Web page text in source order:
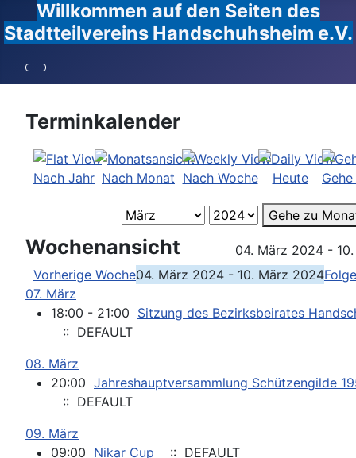
Willkommen auf den Seiten des
Stadtteilvereins Handschuhsheim e.V.
Terminkalender
Nach Jahr Nach Monat Nach Woche Heute
Gehe zu
Wochenansicht
04. März 2024 -
Vorherige Woche04. März 2024 - 10. März 2024
07. März
18:00 - 21:00 Sitzung des Bezirksbeirates
:: DEFAULT
08. März
20:00 Jahreshauptversammlung Schützengilde
:: DEFAULT
09. März
09:00 Nikar Cup
:: DEFAULT